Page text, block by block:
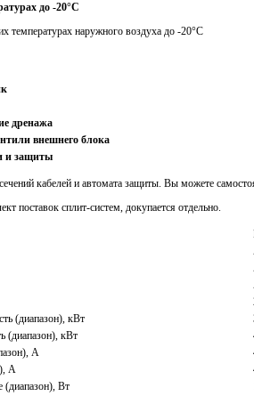
до -20°С
температурах наружного воздуха до -20°С
дренажа
внешнего блока
и защиты
кабелей и автомата защиты. Вы можете
поставок сплит-систем, докупается отдельно.
(диапазон), кВт
(диапазон), кВт
А
А
(диапазон), Вт